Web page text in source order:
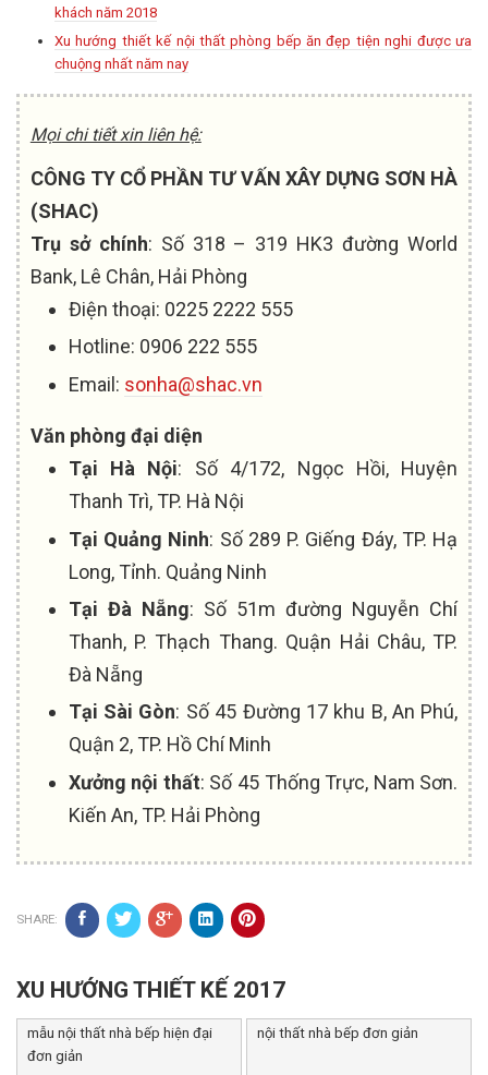
khách năm 2018
Xu hướng thiết kế nội thất phòng bếp ăn đẹp tiện nghi được ưa
chuộng nhất năm nay
Mọi chi tiết xin liên hệ:
CÔNG TY CỔ PHẦN TƯ VẤN XÂY DỰNG SƠN HÀ
(SHAC)
Trụ sở chính: Số 318 – 319 HK3 đường World
Bank, Lê Chân, Hải Phòng
Điện thoại: 0225 2222 555
Hotline: 0906 222 555
Email: sonha@shac.vn
Văn phòng đại diện
Tại Hà Nội: Số 4/172, Ngọc Hồi, Huyện
Thanh Trì, TP. Hà Nội
Tại Quảng Ninh: Số 289 P. Giếng Đáy, TP. Hạ
Long, Tỉnh. Quảng Ninh
Tại Đà Nẵng: Số 51m đường Nguyễn Chí
Thanh, P. Thạch Thang. Quận Hải Châu, TP.
Đà Nẵng
Tại Sài Gòn: Số 45 Đường 17 khu B, An Phú,
Quận 2, TP. Hồ Chí Minh
Xưởng nội thất: Số 45 Thống Trực, Nam Sơn.
Kiến An, TP. Hải Phòng
SHARE:
XU HƯỚNG THIẾT KẾ 2017
mẫu nội thất nhà bếp hiện đại
đơn giản
nội thất nhà bếp đơn giản